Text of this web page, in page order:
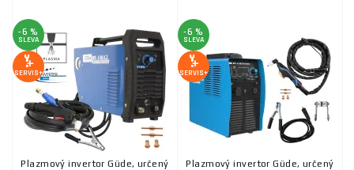
-6 %
SLEVA
SERVIS+
Plazmový invertor Güde, určený
-6 %
SLEVA
SERVIS+
Plazmový invertor Güde, určený